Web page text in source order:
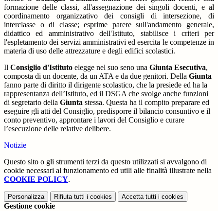
formazione delle classi, all'assegnazione dei singoli docenti, e al
coordinamento organizzativo dei consigli di intersezione, di
interclasse o di classe; esprime parere sull'andamento generale,
didattico ed amministrativo dell'Istituto, stabilisce i criteri per
l'espletamento dei servizi amministrativi ed esercita le competenze in
materia di uso delle attrezzature e degli edifici scolastici.
Il Consiglio d'Istituto elegge nel suo seno una Giunta Esecutiva,
composta di un docente, da un ATA e da due genitori. Della Giunta
fanno parte di diritto il dirigente scolastico, che la presiede ed ha la
rappresentanza dell’Istituto, ed il DSGA che svolge anche funzioni
di segretario della Giunta stessa. Questa ha il compito preparare ed
eseguire gli atti del Consiglio, predisporre il bilancio consuntivo e il
conto preventivo, approntare i lavori del Consiglio e curare
l’esecuzione delle relative delibere.
Notizie
Questo sito o gli strumenti terzi da questo utilizzati si avvalgono di
cookie necessari al funzionamento ed utili alle finalità illustrate nella
COOKIE POLICY.
Personalizza Rifiuta tutti i cookies Accetta tutti i cookies
Gestione cookie